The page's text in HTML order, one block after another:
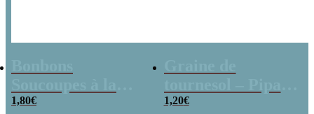
poudre (x20)
1,80€
x 3
1,20€